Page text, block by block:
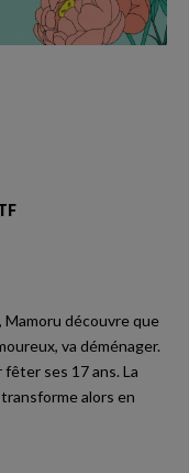
Mamoru découvre que
va déménager.
ses 17 ans. La
alors en